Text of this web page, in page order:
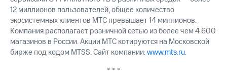
12 миллионов пользователей, общее количество
экосистемных клиентов МТС превышает 14 миллионов.
Компания располагает розничной сетью из более чем 4 600
магазинов в России. Акции МТС котируются на Московской
бирже под кодом MTSS. Сайт компании:www.mts.ru.
* * *